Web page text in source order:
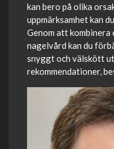
kan bero på olika
uppmärksamhet kan
Genom att
nagelvård kan du
snyggt och välskött
rekommendationer,